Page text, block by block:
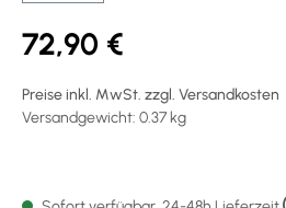
72,90 €
Preise inkl. MwSt. zzgl. Versandkosten
Versandgewicht: 0.37 kg